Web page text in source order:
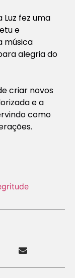
fez uma
e
música
alegria do
criar novos
e a
como